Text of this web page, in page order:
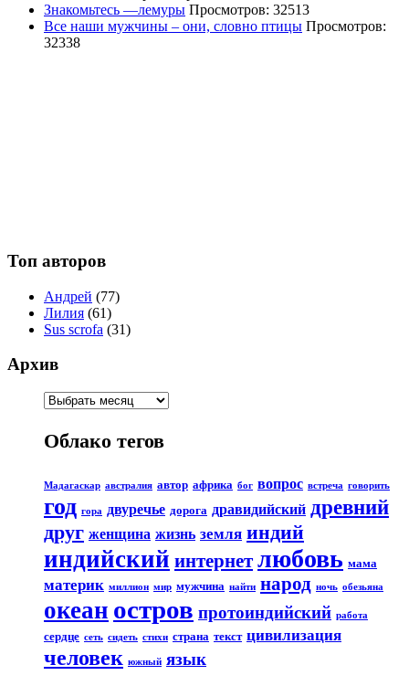
Знакомьтесь —лемуры Просмотров: 32513
Все наши мужчины – они, словно птицы Просмотров:
32338
Топ авторов
Андрей (77)
Лилия (61)
Sus scrofa (31)
Архив
Облако тегов
Мадагаскар австралия автор африка бог вопрос встреча говорить
год гора двуречье дорога дравидийский древний
друг женщина жизнь земля индий
индийский интернет любовь мама
материк миллион мир мужчина найти народ ночь обезьяна
океан остров протоиндийский работа
сердце сеть сидеть стихи страна текст цивилизация
человек южный язык